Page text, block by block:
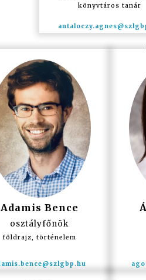
könyvtáros tanár
Adamis Bence
osztályfőnök
földrajz, történelem